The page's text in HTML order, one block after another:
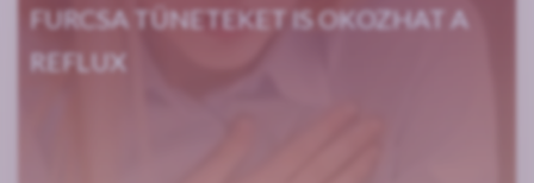
FURCSA TÜNETEKET IS OKOZHAT A
REFLUX